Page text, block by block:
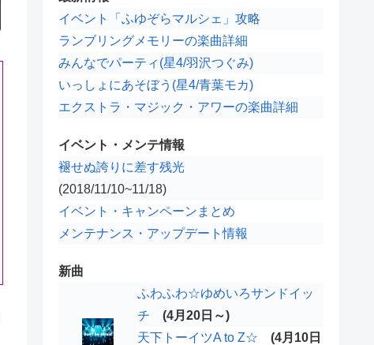
イベント「ふゆぞらマルシェ」攻略
ランブリングメモリーの楽曲詳細
みんなでパーティ(星4/羽沢つぐみ)
いっしょにあそぼう(星4/青葉モカ)
エクストラ・マジック・アワーの楽曲詳細
イベント・メンテ情報
褪せぬ誇りに差す残光
(2018/11/10~11/18)
イベント・キャンペーンまとめ
メンテナンス・アップデート情報
新曲
ふわふわ☆ゆめいろサンドイッ
チ
(4月20日～)
天下トーイツA to Z☆
(4月10日